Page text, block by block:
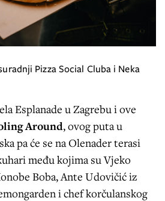
Pizza Social Cluba i Neka
Esplanade u Zagrebu i ove
Around, ovog puta u
pa će se na Olenader terasi
među kojima su Vjeko
Boba, Ante Udovičić iz
i chef korčulanskog